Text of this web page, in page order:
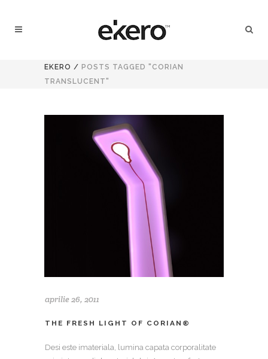
EKERO / POSTS TAGGED "CORIAN
TRANSLUCENT"
aprilie 26, 2011
THE FRESH LIGHT OF CORIAN®
Desi este imateriala, lumina capata corporalitate